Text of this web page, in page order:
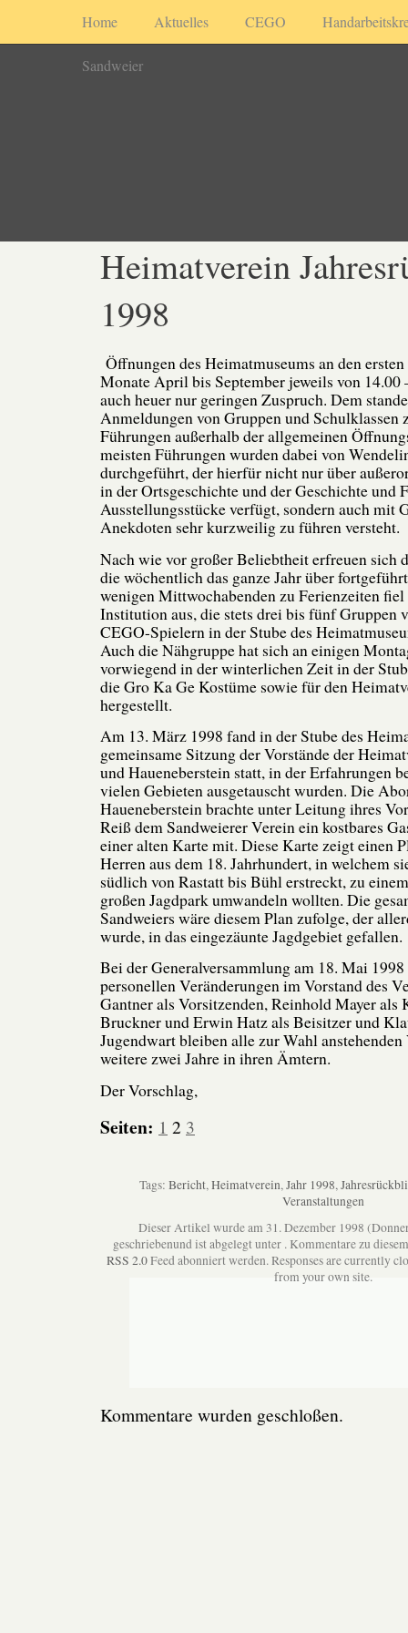
Home Aktuelles CEGO
Sandweier
Heimatverein
1998
Öffnungen des Heimatmuseums an den
Monate April bis September jeweils von 14.00
auch heuer nur geringen Zuspruch. Dem
Anmeldungen von Gruppen und Schulklassen
Führungen außerhalb der allgemeinen
meisten Führungen wurden dabei von
durchgeführt, der hierfür nicht nur über
in der Ortsgeschichte und der Geschichte und
Ausstellungsstücke verfügt, sondern auch mit
Anekdoten sehr kurzweilig zu führen versteht.
Nach wie vor großer Beliebtheit erfreuen sich
die wöchentlich das ganze Jahr über
wenigen Mittwochabenden zu Ferienzeiten
Institution aus, die stets drei bis fünf Gruppen
CEGO-Spielern in der Stube des
Auch die Nähgruppe hat sich an einigen
vorwiegend in der winterlichen Zeit in der
die Gro Ka Ge Kostüme sowie für den
hergestellt.
Am 13. März 1998 fand in der Stube des
gemeinsame Sitzung der Vorstände der
und Haueneberstein statt, in der Erfahrungen
vielen Gebieten ausgetauscht wurden. Die
Haueneberstein brachte unter Leitung ihres
Reiß dem Sandweierer Verein ein kostbares
einer alten Karte mit. Diese Karte zeigt einen
Herren aus dem 18. Jahrhundert, in welchem
südlich von Rastatt bis Bühl erstreckt, zu
großen Jagdpark umwandeln wollten. Die
Sandweiers wäre diesem Plan zufolge, der
wurde, in das eingezäunte Jagdgebiet gefallen.
Bei der Generalversammlung am 18. Mai
personellen Veränderungen im Vorstand des
Gantner als Vorsitzenden, Reinhold Mayer als
Bruckner und Erwin Hatz als Beisitzer und
Jugendwart bleiben alle zur Wahl
weitere zwei Jahre in ihren Ämtern.
Der Vorschlag,
Seiten: 1 2 3
Tags: Bericht,Heimatverein,Jahr 1998,
Veranstaltungen
Dieser Artikel wurde am 31. Dezember 1998
geschriebenund ist abgelegt unter . Kommentare zu
RSS 2.0Feed abonniert werden. Responses are currently
from your own site.
Kommentare wurden geschloßen.